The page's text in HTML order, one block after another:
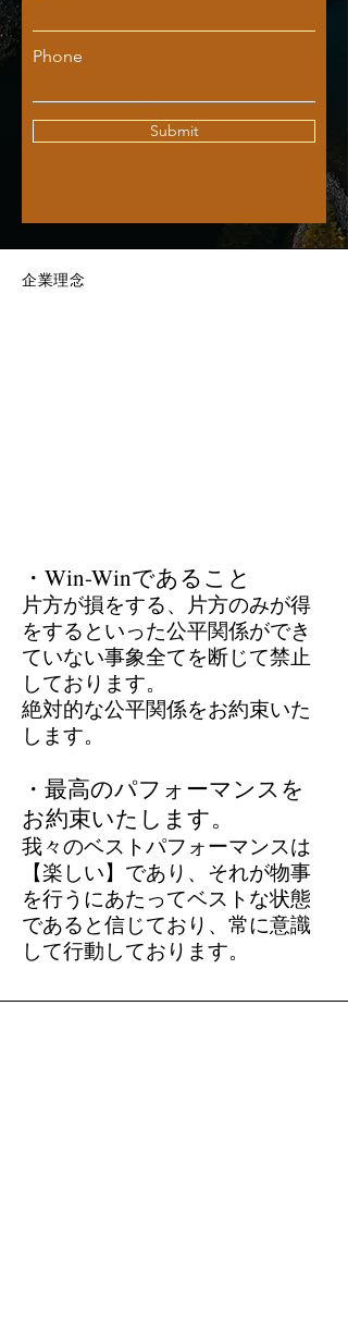
Phone
Submit
​企業理念
・Win-Winであること
片方が損をする、片方のみが得
をするといった公平関係ができ
ていない事象全てを断じて禁止
しております。
絶対的な公平関係をお約束いた
します。
​・最高のパフォーマンスを
お約束いたします。
我々のベストパフォーマンスは
【楽しい】であり、それが物事
を行うにあたってベストな状態
であると信じており、常に意識
して行動しております。